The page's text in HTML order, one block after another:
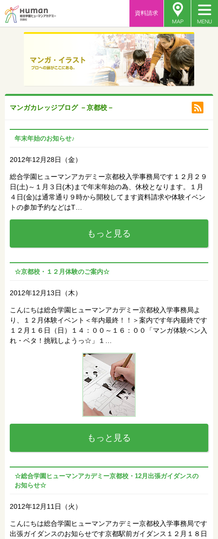
資料請求
マンガカレッジブログ －京都校－
年末年始のお知らせ♪
2012年12月28日（金）
総合学園ヒューマンアカデミー京都校入学事務局です１２月２９
日(土)～１月３日(木)まで年末年始の為、休校となります。１月
４日(金)は通常通り９時から開校してます資料請求や体験イベン
トの参加予約などはT…
もっと見る
☆京都校・１２月体験のご案内☆
2012年12月13日（木）
こんにちは総合学園ヒューマンアカデミー京都校入学事務局よ
り、１２月体験イベント＜年内最終！！＞案内です年内最終です
１２月１６日（日）１４：００～１６：００「マンガ体験ペン入
れ・ベタ！挑戦しようっ☆」１…
もっと見る
☆総合学園ヒューマンアカデミー京都校・12月出張ガイダンスの
お知らせ☆
2012年12月11日（火）
こんにちは総合学園ヒューマンアカデミー京都校入学事務局です
出張ガイダンスのお知らせです京都駅前ガイダンス１２月１８日